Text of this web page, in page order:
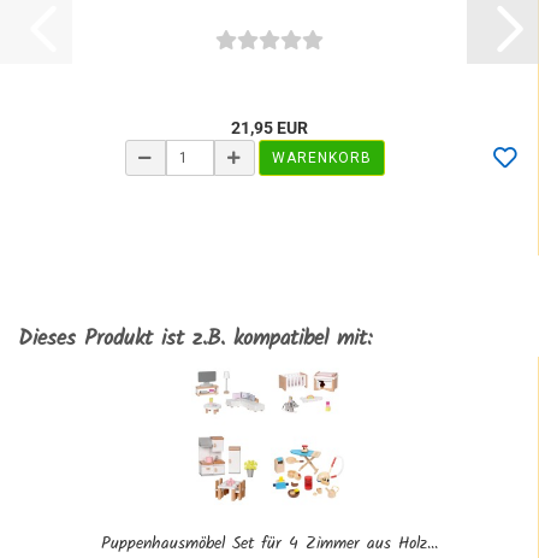
21,95 EUR
WARENKORB
Dieses Produkt ist z.B. kompatibel mit:
Puppenhausmöbel Set für 4 Zimmer aus Holz...